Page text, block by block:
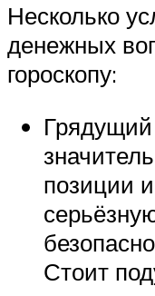
Несколько
денежных
гороскопу:
Грядущий
позиции
Стоит